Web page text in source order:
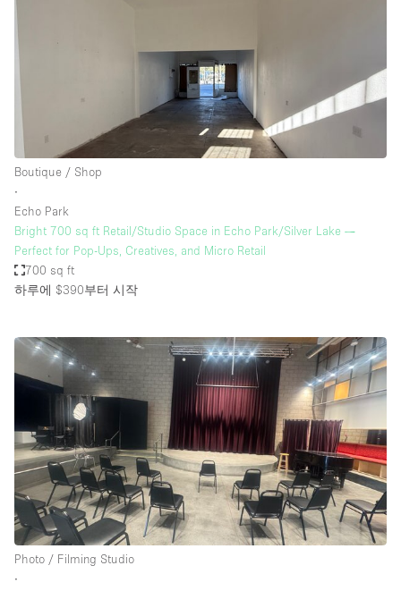
Boutique / Shop
∙
Echo Park
Bright 700 sq ft Retail/Studio Space in Echo Park/Silver Lake —
Perfect for Pop-Ups, Creatives, and Micro Retail
700 sq ft
하루에 $390부터 시작
Photo / Filming Studio
∙